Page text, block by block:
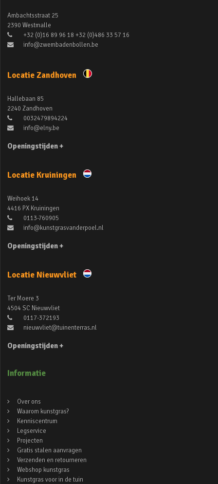
Ambachtsstraat 25
2390 Westmalle
+32 (0)16 89 96 18 +32 (0)486 33 57 16
info@zwembadenbollen.be
Locatie Zandhoven
Hallebaan 85
2240 Zandhoven
0032479894224
info@elny.be
Openingstijden +
Locatie Kruiningen
Weihoek 14
4416 PX Kruiningen
0113-760905
info@kunstgrasvanderpoel.nl
Openingstijden +
Locatie Nieuwvliet
Ter Moere 3
4504 SC Nieuwvliet
0117-372193
nieuwvliet@tuinenterras.nl
Openingstijden +
Informatie
Over ons
Waarom kunstgras?
Kenniscentrum
Legservice
Projecten
Gratis stalen aanvragen
Verzenden en retourneren
Webshop kunstgras
Kunstgras voor in de tuin